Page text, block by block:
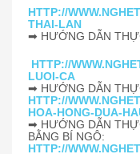
HTTP://
THAI-LAN
➡ HƯỚNG DẪN
HTTP://
LUOI-CA
➡ HƯỚNG DẪN
HTTP://
HOA-HONG-DUA-
➡ HƯỚNG DẪN
BẰNG BÍ NGÔ:
HTTP://